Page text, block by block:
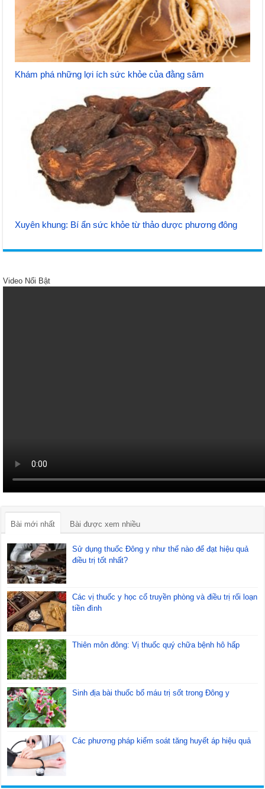
Khám phá những lợi ích sức khỏe của đằng sâm
Xuyên khung: Bí ẩn sức khỏe từ thảo dược phương đông
Video Nổi Bật
Bài mới nhất Bài được xem nhiều
Sử dụng thuốc Đông y như thế nào để đạt hiệu quả
điều trị tốt nhất?
Các vị thuốc y học cổ truyền phòng và điều trị rối loạn
tiền đình
Thiên môn đông: Vị thuốc quý chữa bệnh hô hấp
Sinh địa bài thuốc bổ máu trị sốt trong Đông y
Các phương pháp kiểm soát tăng huyết áp hiệu quả